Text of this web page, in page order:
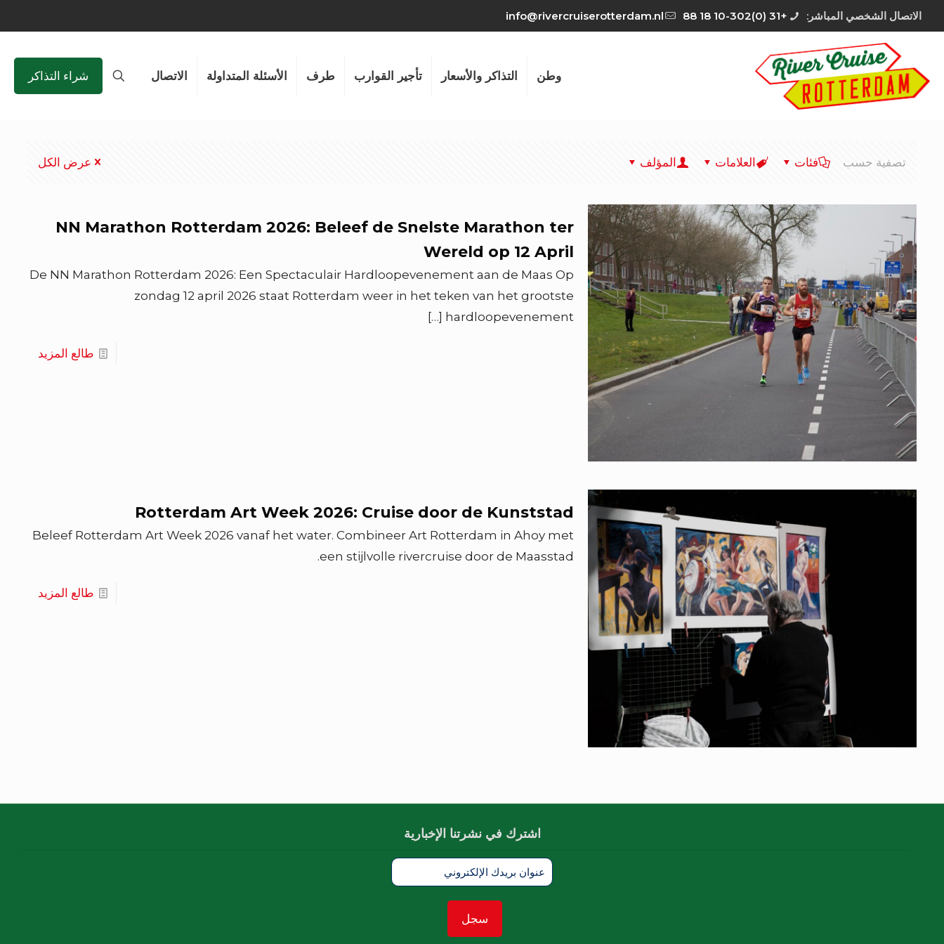
الاتصال الشخصي المباشر: +31 (0)10-302 18 88
info@rivercruiserotterdam.nl
وطن التذاكر والأسعار تأجير القوارب طرف الأسئلة المتداولة الاتصال شراء التذاكر
تصفية حسب فئات العلامات المؤلف عرض الكل
NN Marathon Rotterdam 2026: Beleef de Snelste Marathon ter
Wereld op 12 April
De NN Marathon Rotterdam 2026: Een Spectaculair Hardloopevenement aan de Maas Op
zondag 12 april 2026 staat Rotterdam weer in het teken van het grootste
hardloopevenement
[…]
طالع المزيد
Rotterdam Art Week 2026: Cruise door de Kunststad
Beleef Rotterdam Art Week 2026 vanaf het water. Combineer Art Rotterdam in Ahoy met
een stijlvolle rivercruise door de Maasstad.
طالع المزيد
اشترك في نشرتنا الإخبارية